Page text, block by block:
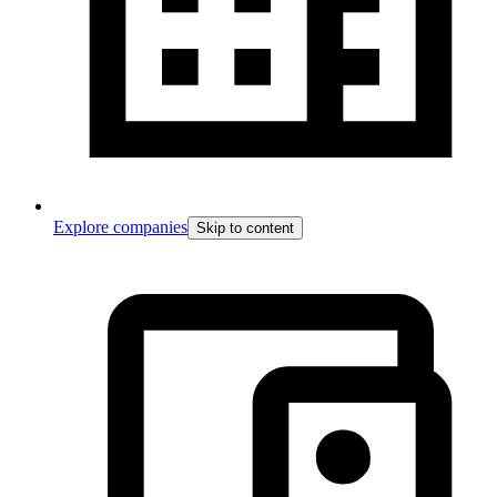
Explore companies Skip to content